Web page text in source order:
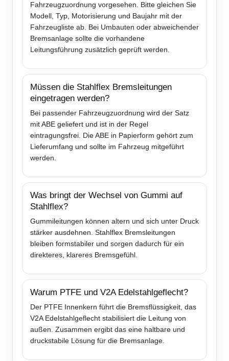
Fahrzeugzuordnung vorgesehen. Bitte gleichen Sie
Modell, Typ, Motorisierung und Baujahr mit der
Fahrzeugliste ab. Bei Umbauten oder abweichender
Bremsanlage sollte die vorhandene
Leitungsführung zusätzlich geprüft werden.
Müssen die Stahlflex Bremsleitungen
eingetragen werden?
Bei passender Fahrzeugzuordnung wird der Satz
mit ABE geliefert und ist in der Regel
eintragungsfrei. Die ABE in Papierform gehört zum
Lieferumfang und sollte im Fahrzeug mitgeführt
werden.
Was bringt der Wechsel von Gummi auf
Stahlflex?
Gummileitungen können altern und sich unter Druck
stärker ausdehnen. Stahlflex Bremsleitungen
bleiben formstabiler und sorgen dadurch für ein
direkteres, klareres Bremsgefühl.
Warum PTFE und V2A Edelstahlgeflecht?
Der PTFE Innenkern führt die Bremsflüssigkeit, das
V2A Edelstahlgeflecht stabilisiert die Leitung von
außen. Zusammen ergibt das eine haltbare und
druckstabile Lösung für die Bremsanlage.